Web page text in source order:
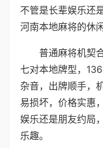
不管是长辈娱乐还
河南本地麻将的休
普通麻将机契
七对本地牌型，
杂音，出牌顺手，
易损坏，价格实惠
娱乐还是朋友约局
乐趣。